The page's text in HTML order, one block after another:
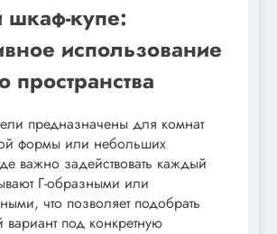
шкаф-купе:
использование
пространства
предназначены для комнат
формы или небольших
важно задействовать каждый
Г-образными или
что позволяет подобрать
вариант под конкретную